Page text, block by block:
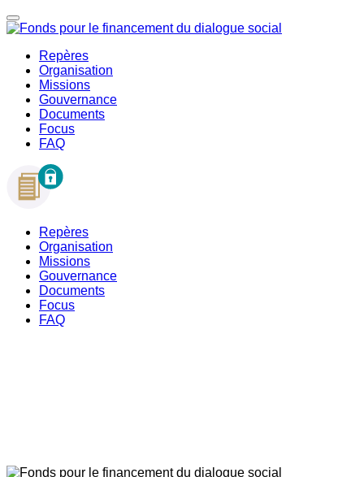
Repères
Organisation
Missions
Gouvernance
Documents
Focus
FAQ
Repères
Organisation
Missions
Gouvernance
Documents
Focus
FAQ